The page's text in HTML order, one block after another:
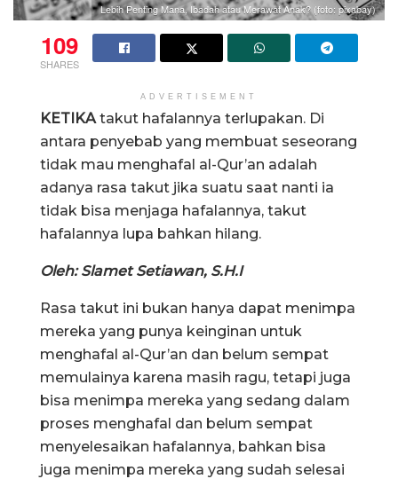
Lebih Penting Mana, Ibadah atau Merawat Anak? (foto: pixabay)
109
SHARES
ADVERTISEMENT
KETIKA takut hafalannya terlupakan. Di
antara penyebab yang membuat seseorang
tidak mau menghafal al-Qur’an adalah
adanya rasa takut jika suatu saat nanti ia
tidak bisa menjaga hafalannya, takut
hafalannya lupa bahkan hilang.
Oleh: Slamet Setiawan, S.H.I
Rasa takut ini bukan hanya dapat menimpa
mereka yang punya keinginan untuk
menghafal al-Qur’an dan belum sempat
memulainya karena masih ragu, tetapi juga
bisa menimpa mereka yang sedang dalam
proses menghafal dan belum sempat
menyelesaikan hafalannya, bahkan bisa
juga menimpa mereka yang sudah selesai